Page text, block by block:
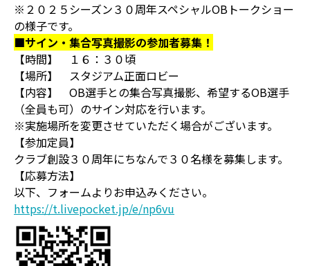
※２０２５シーズン３０周年スペシャルOBトークショー
の様子です。
■サイン・集合写真撮影の参加者募集！
【時間】 １６：３０頃
【場所】 スタジアム正面ロビー
【内容】 OB選手との集合写真撮影、希望するOB選手
（全員も可）のサイン対応を行います。
※実施場所を変更させていただく場合がございます。
【参加定員】
クラブ創設３０周年にちなんで３０名様を募集します。
【応募方法】
以下、フォームよりお申込みください。
https://t.livepocket.jp/e/np6vu